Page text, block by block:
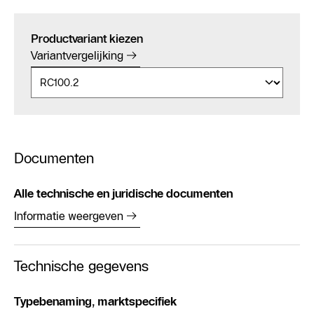
Productvariant kiezen
Variantvergelijking
Documenten
Alle technische en juridische documenten
Informatie weergeven
Technische gegevens
Typebenaming, marktspecifiek